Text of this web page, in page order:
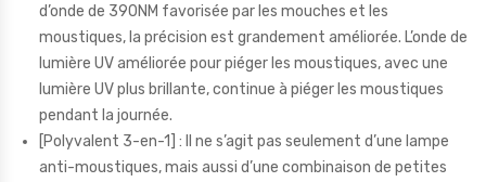
d’onde de 390NM favorisée par les mouches et les
moustiques, la précision est grandement améliorée. L’onde de
lumière UV améliorée pour piéger les moustiques, avec une
lumière UV plus brillante, continue à piéger les moustiques
pendant la journée.
[Polyvalent 3-en-1] : Il ne s’agit pas seulement d’une lampe
anti-moustiques, mais aussi d’une combinaison de petites